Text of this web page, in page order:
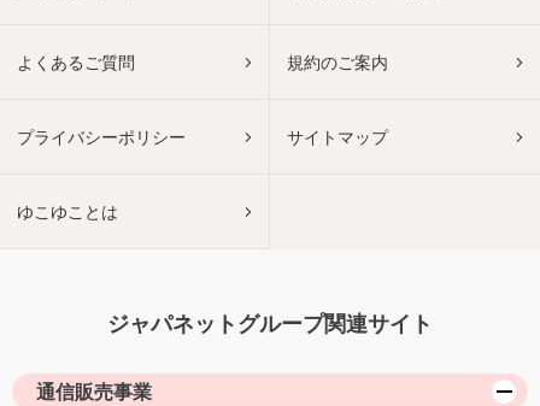
よくあるご質問 規約のご案内
プライバシーポリシー サイトマップ
ゆこゆことは
ジャパネットグループ関連サイト
通信販売事業